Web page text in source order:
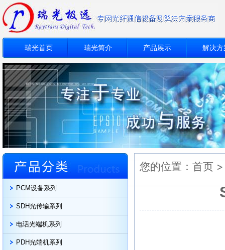
瑞光首页 瑞光简介 产品展示 解决方
PCM设备系列
SDH光传输系列
电话光端机系列
PDH光端机系列
您的位置： 首页